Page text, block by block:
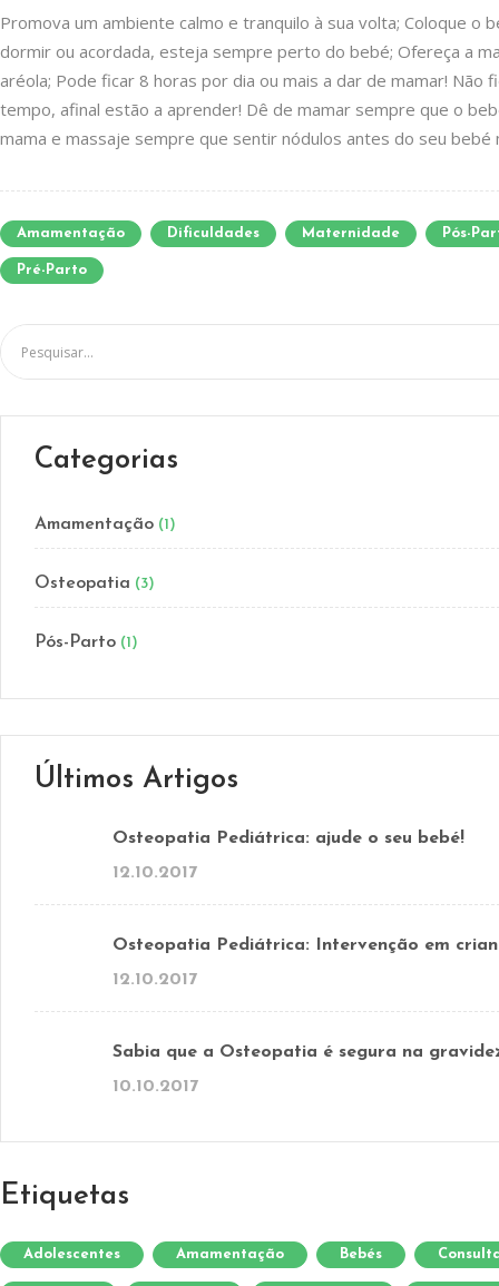
Promova um ambiente calmo e tranquilo à sua volta; Coloque
dormir ou acordada, esteja sempre perto do bebé; Ofereça a
aréola; Pode ficar 8 horas por dia ou mais a dar de mamar!
tempo, afinal estão a aprender! Dê de mamar sempre que o
mama e massaje sempre que sentir nódulos antes do seu bebé
Amamentação Dificuldades Maternidade Pós-
Pré-Parto
Categorias
Amamentação (1)
Osteopatia (3)
Pós-Parto (1)
Últimos Artigos
Osteopatia Pediátrica: ajude o seu bebé!
12.10.2017
Osteopatia Pediátrica: Intervenção em
12.10.2017
Sabia que a Osteopatia é segura na
10.10.2017
Etiquetas
Adolescentes Amamentação Bebés